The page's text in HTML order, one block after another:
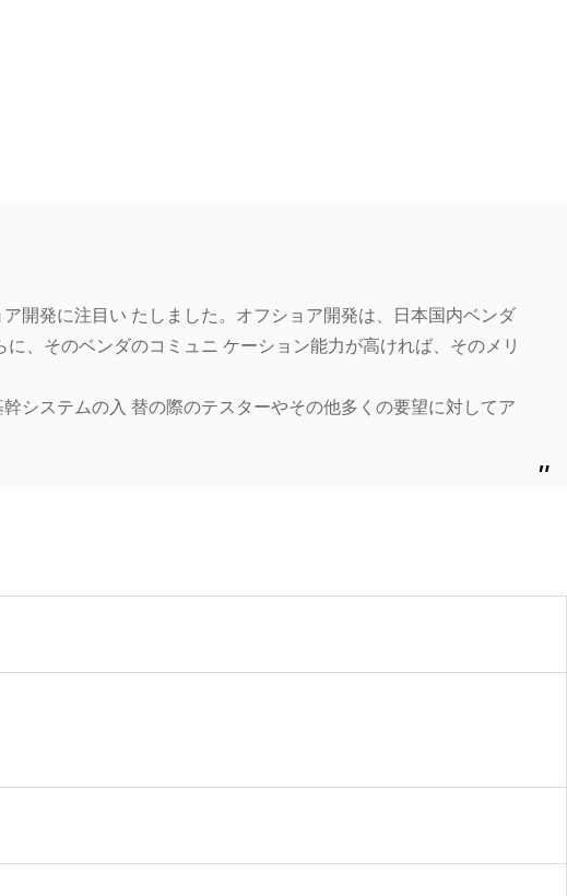
開発に注目い たしました。オフショア開発は、日本国内ベンダ
、そのベンダのコミュニ ケーション能力が高ければ、そのメリ
システムの入 替の際のテスターやその他多くの要望に対してア